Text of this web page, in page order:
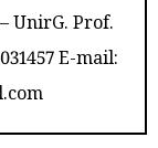
UnirG. Prof.
E-mail: